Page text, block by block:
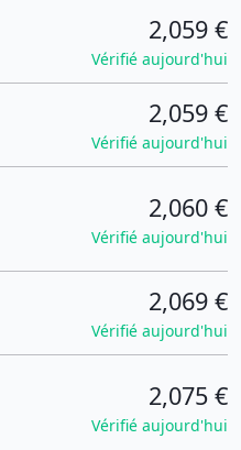
2,059 €
Vérifié aujourd'hui
2,059 €
Vérifié aujourd'hui
2,060 €
Vérifié aujourd'hui
2,069 €
Vérifié aujourd'hui
2,075 €
Vérifié aujourd'hui